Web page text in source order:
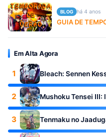
BLOG há 4 anos
GUIA DE
Em Alta Agora
1 Bleach: Sennen
2 Mushoku Tensei III:
3 Tenmaku no